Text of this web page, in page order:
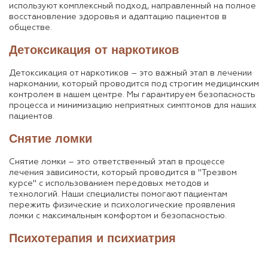
используют комплексный подход, направленный на полное
восстановление здоровья и адаптацию пациентов в
обществе.
Детоксикация от наркотиков
Детоксикация от наркотиков – это важный этап в лечении
наркомании, который проводится под строгим медицинским
контролем в нашем центре. Мы гарантируем безопасность
процесса и минимизацию неприятных симптомов для наших
пациентов.
Снятие ломки
Снятие ломки – это ответственный этап в процессе
лечения зависимости, который проводится в "Трезвом
курсе" с использованием передовых методов и
технологий. Наши специалисты помогают пациентам
пережить физические и психологические проявления
ломки с максимальным комфортом и безопасностью.
Психотерапия и психиатрия